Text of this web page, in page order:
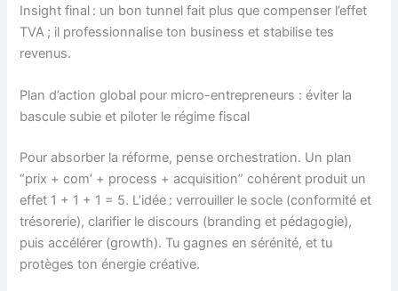
Insight final : un bon tunnel fait plus que compenser l’effet
TVA ; il professionnalise ton business et stabilise tes
revenus.
Plan d’action global pour micro-entrepreneurs : éviter la
bascule subie et piloter le régime fiscal
Pour absorber la réforme, pense orchestration. Un plan
“prix + com’ + process + acquisition” cohérent produit un
effet 1 + 1 + 1 = 5. L’idée : verrouiller le socle (conformité et
trésorerie), clarifier le discours (branding et pédagogie),
puis accélérer (growth). Tu gagnes en sérénité, et tu
protèges ton énergie créative.